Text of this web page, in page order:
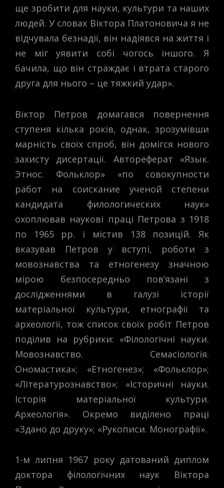
ще зробити для науки, культури та наших
людей. У словах Віктора Платоновича я не
відчувала безнадії, він надіявся на життя і
не міг уявити собі чогось іншого. Я
бачила, що він страждає і втрата старого
друга для нього – це тяжкий удар».
Віктор Петров домагався повернення
ступеня кілька років, однак, зрозумівши
марність своїх спроб, він домігся нового
захисту дисертації. Автореферат «Язык.
Этнос. Фольклор» «по совокупности
работ на соискание ученой степени
кандидата филологических наук»
охоплював наукові праці Петрова з 1918
по 1965 рр. і містив 138 позицій. Як
вказував Петров у вступі, роботи з
мовознавства та етногенезу значною
мірою безпосередньо пов’язані з
дослідженнями в галузі історії
матеріальної культури, етнографії та
археології, тож список своїх робіт Петров
поділив на рубрики: «Філологічні науки.
Мовознавство. Семасіологія.
Ономастика»; «Етногенез»; «Фольклор»;
«Літературознавство»; «Історичні науки.
Історія матеріальної культури.
Археологія». Окремо виділено праці
«Здано до друку»; «Рукописи. Монографії».
1-м липня 1967 року датований диплом
доктора філологічних наук Віктора